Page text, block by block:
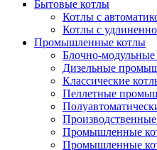
Бытовые котлы
Котлы с
Котлы с
Промышленные котлы
Блочно-модульные
Дизельные
Классические
Пеллетные
Промышленные
Промышленные